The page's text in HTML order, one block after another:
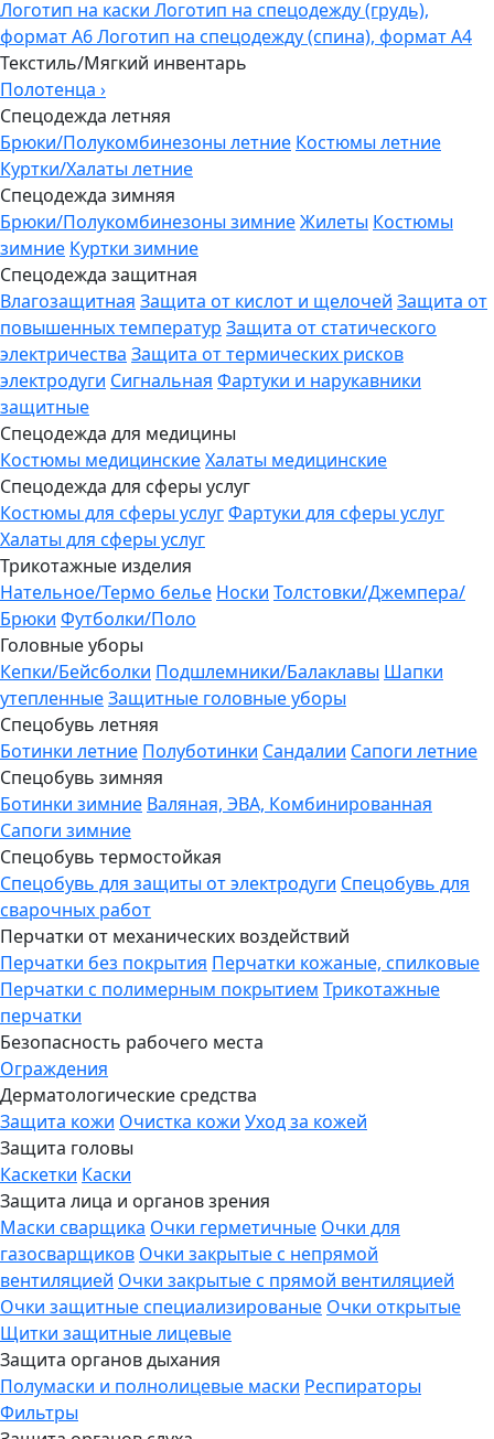
Логотип на каски Логотип на спецодежду (грудь),
формат А6Логотип на спецодежду (спина), формат А4
Текстиль/Мягкий инвентарь
Полотенца ›
Спецодежда летняя
Брюки/Полукомбинезоны летние Костюмы летние
Куртки/Халаты летние
Спецодежда зимняя
Брюки/Полукомбинезоны зимниеЖилеты Костюмы
зимние Куртки зимние
Спецодежда защитная
Влагозащитная Защита от кислот и щелочей Защита от
повышенных температур Защита от статического
электричества Защита от термических рисков
электродуги Сигнальная Фартуки и нарукавники
защитные
Спецодежда для медицины
Костюмы медицинскиеХалаты медицинские
Спецодежда для сферы услуг
Костюмы для сферы услугФартуки для сферы услуг
Халаты для сферы услуг
Трикотажные изделия
Нательное/Термо белье Носки Толстовки/Джемпера/
Брюки Футболки/Поло
Головные уборы
Кепки/Бейсболки Подшлемники/Балаклавы Шапки
утепленныеЗащитные головные уборы
Спецобувь летняя
Ботинки летние Полуботинки Сандалии Сапоги летние
Спецобувь зимняя
Ботинки зимние Валяная, ЭВА, Комбинированная
Сапоги зимние
Спецобувь термостойкая
Спецобувь для защиты от электродуги Спецобувь для
сварочных работ
Перчатки от механических воздействий
Перчатки без покрытия Перчатки кожаные, спилковые
Перчатки с полимерным покрытием Трикотажные
перчатки
Безопасность рабочего места
Ограждения
Дерматологические средства
Защита кожи Очистка кожи Уход за кожей
Защита головы
Каскетки Каски
Защита лица и органов зрения
Маски сварщика Очки герметичные Очки для
газосварщиков Очки закрытые с непрямой
вентиляцией Очки закрытые с прямой вентиляцией
Очки защитные специализированые Очки открытые
Щитки защитные лицевые
Защита органов дыхания
Полумаски и полнолицевые маски Респираторы
Фильтры